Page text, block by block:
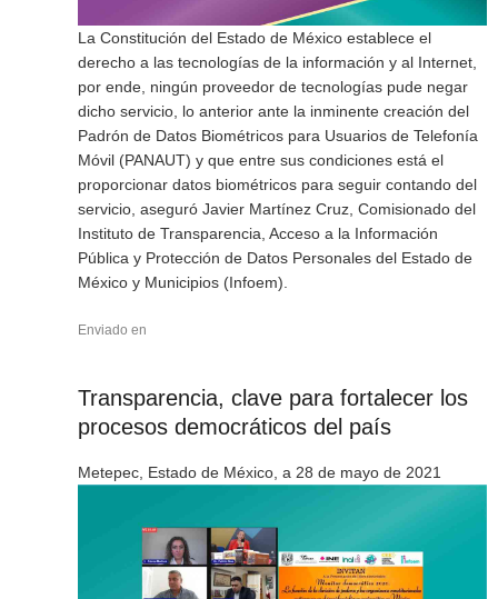
La Constitución del Estado de México establece el
derecho a las tecnologías de la información y al Internet,
por ende, ningún proveedor de tecnologías pude negar
dicho servicio, lo anterior ante la inminente creación del
Padrón de Datos Biométricos para Usuarios de Telefonía
Móvil (PANAUT) y que entre sus condiciones está el
proporcionar datos biométricos para seguir contando del
servicio, aseguró Javier Martínez Cruz, Comisionado del
Instituto de Transparencia, Acceso a la Información
Pública y Protección de Datos Personales del Estado de
México y Municipios (Infoem).
Enviado en
Transparencia, clave para fortalecer los
procesos democráticos del país
Metepec, Estado de México, a 28 de mayo de 2021